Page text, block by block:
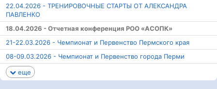
22.04.2026 - ТРЕНИРОВОЧНЫЕ СТАРТЫ ОТ АЛЕКСАНДРА
ПАВЛЕНКО
18.04.2026 - Отчетная конференция РОО «АСОПК»
21-22.03.2026 - Чемпионат и Первенство Пермского края
08-09.03.2026 - Чемпионат и Первенство города Перми
еще